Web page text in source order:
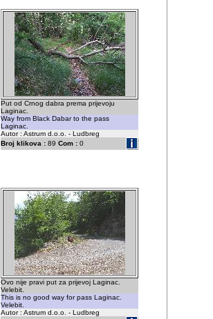
Put od Crnog dabra prema prijevoju
Laginac.
Way from Black Dabar to the pass
Laginac.
Autor : Astrum d.o.o. - Ludbreg
Broj klikova : 89 Com : 0
Ovo nije pravi put za prijevoj Laginac.
Velebit.
This is no good way for pass Laginac.
Velebit.
Autor : Astrum d.o.o. - Ludbreg